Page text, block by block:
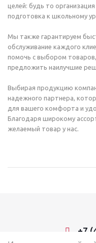
целей: будь то
подготовка к школьному
Мы также гарантируем
обслуживание каждого
помочь с выбором
предложить наилучшие
Выбирая продукцию
надежного партнера,
для вашего комфорта и
Благодаря широкому
желаемый товар у нас.
+7